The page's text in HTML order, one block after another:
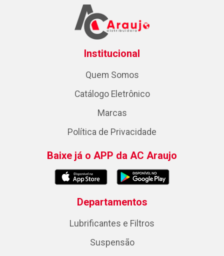
Institucional
Quem Somos
Catálogo Eletrônico
Marcas
Política de Privacidade
Baixe já o APP da AC Araujo
Departamentos
Lubrificantes e Filtros
Suspensão